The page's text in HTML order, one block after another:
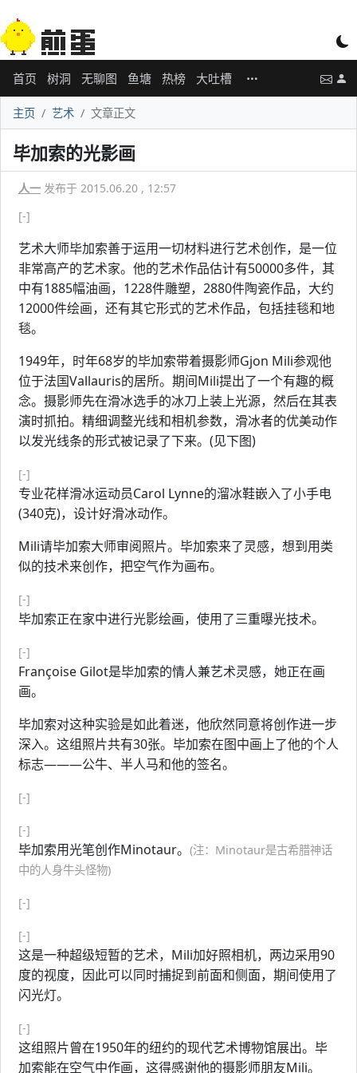
首页 树洞 无聊图 鱼塘 热榜 大吐槽
主页 艺术 文章正文
毕加索的光影画
人一 发布于 2015.06.20 , 12:57
[-]
艺术大师毕加索善于运用一切材料进行艺术创作，是一位
非常高产的艺术家。他的艺术作品估计有50000多件，其
中有1885幅油画，1228件雕塑，2880件陶瓷作品，大约
12000件绘画，还有其它形式的艺术作品，包括挂毯和地
毯。
1949年，时年68岁的毕加索带着摄影师Gjon Mili参观他
位于法国Vallauris的居所。期间Mili提出了一个有趣的概
念。摄影师先在滑冰选手的冰刀上装上光源，然后在其表
演时抓拍。精细调整光线和相机参数，滑冰者的优美动作
以发光线条的形式被记录了下来。(见下图)
[-]
专业花样滑冰运动员Carol Lynne的溜冰鞋嵌入了小手电
(340克)，设计好滑冰动作。
Mili请毕加索大师审阅照片。毕加索来了灵感，想到用类
似的技术来创作，把空气作为画布。
[-]
毕加索正在家中进行光影绘画，使用了三重曝光技术。
[-]
Françoise Gilot是毕加索的情人兼艺术灵感，她正在画
画。
毕加索对这种实验是如此着迷，他欣然同意将创作进一步
深入。这组照片共有30张。毕加索在图中画上了他的个人
标志———公牛、半人马和他的签名。
[-]
[-]
毕加索用光笔创作Minotaur。 (注：Minotaur是古希腊神话
中的人身牛头怪物)
[-]
[-]
这是一种超级短暂的艺术，Mili加好照相机，两边采用90
度的视度，因此可以同时捕捉到前面和侧面，期间使用了
闪光灯。
[-]
这组照片曾在1950年的纽约的现代艺术博物馆展出。毕
加索能在空气中作画，这得感谢他的摄影师朋友Mili。